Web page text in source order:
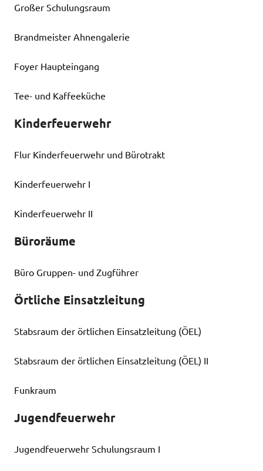
Großer Schulungsraum
Brandmeister Ahnengalerie
Foyer Haupteingang
Tee- und Kaffeeküche
Kinderfeuerwehr
Flur Kinderfeuerwehr und Bürotrakt
Kinderfeuerwehr I
Kinderfeuerwehr II
Büroräume
Büro Gruppen- und Zugführer
Örtliche Einsatzleitung
Stabsraum der örtlichen Einsatzleitung (ÖEL)
Stabsraum der örtlichen Einsatzleitung (ÖEL) II
Funkraum
Jugendfeuerwehr
Jugendfeuerwehr Schulungsraum I